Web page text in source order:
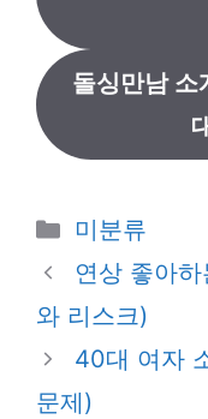
돌싱만남
카
테
리
미분류
연상 좋아
와 리스크)
40대 여자
문제)